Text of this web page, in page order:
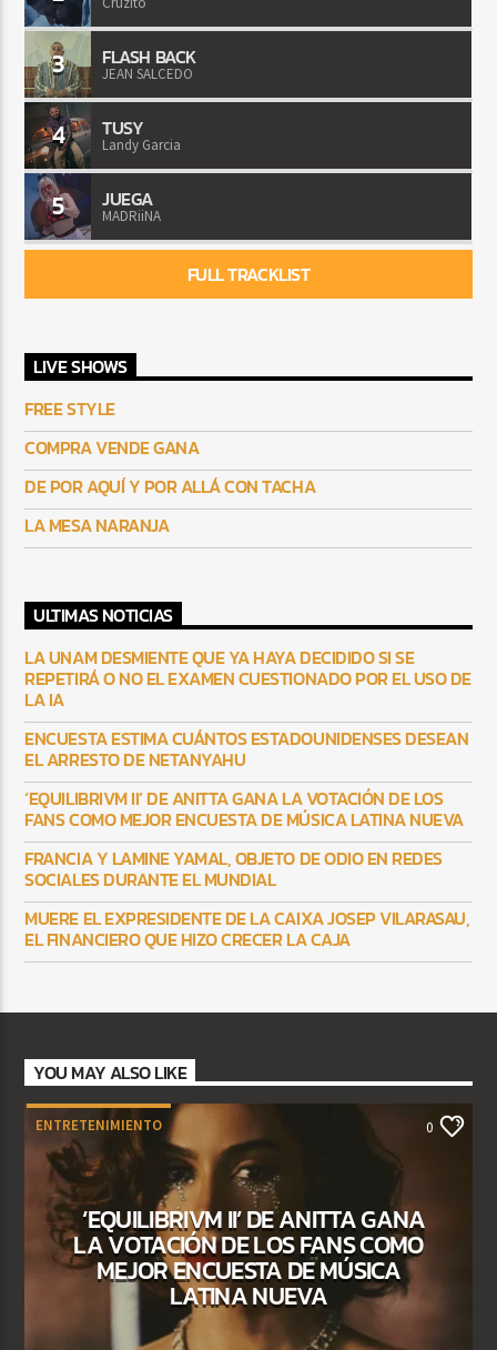
3 FLASH BACK
JEAN SALCEDO
4 TUSY
Landy Garcia
5 JUEGA
MADRiiNA
FULL TRACKLIST
LIVE SHOWS
FREE STYLE
COMPRA VENDE GANA
DE POR AQUÍ Y POR ALLÁ CON TACHA
LA MESA NARANJA
ULTIMAS NOTICIAS
LA UNAM DESMIENTE QUE YA HAYA DECIDIDO SI SE
REPETIRÁ O NO EL EXAMEN CUESTIONADO POR EL USO DE
LA IA
ENCUESTA ESTIMA CUÁNTOS ESTADOUNIDENSES DESEAN
EL ARRESTO DE NETANYAHU
‘EQUILIBRIVM II’ DE ANITTA GANA LA VOTACIÓN DE LOS
FANS COMO MEJOR ENCUESTA DE MÚSICA LATINA NUEVA
FRANCIA Y LAMINE YAMAL, OBJETO DE ODIO EN REDES
SOCIALES DURANTE EL MUNDIAL
MUERE EL EXPRESIDENTE DE LA CAIXA JOSEP VILARASAU,
EL FINANCIERO QUE HIZO CRECER LA CAJA
YOU MAY ALSO LIKE
ENTRETENIMIENTO 0
‘EQUILIBRIVM II’ DE ANITTA GANA
LA VOTACIÓN DE LOS FANS COMO
MEJOR ENCUESTA DE MÚSICA
LATINA NUEVA